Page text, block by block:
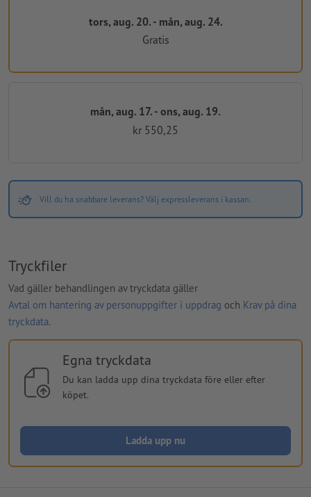
tors, aug. 20. - mån, aug. 24.
Gratis
mån, aug. 17. - ons, aug. 19.
kr 550,25
Vill du ha snabbare leverans? Välj expressleverans i kassan.
Tryckfiler
Vad gäller behandlingen av tryckdata gäller
Avtal om hantering av personuppgifter i uppdrag och Krav på dina
tryckdata.
Egna tryckdata
Du kan ladda upp dina tryckdata före eller efter
köpet.
Ladda upp nu